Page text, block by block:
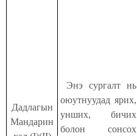
Дадлагын
Мандарин
Энэ сургалт нь
оюутнуудад ярих,
унших, бичих
болон сонсох